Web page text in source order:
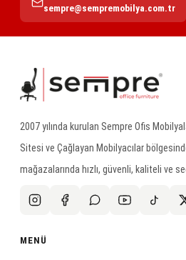
sempre@sempremobilya.com.tr
2007 yılında kurulan Sempre Ofis
Sitesi ve Çağlayan Mobilyacılar
mağazalarında hızlı, güvenli, kaliteli ve
MENÜ